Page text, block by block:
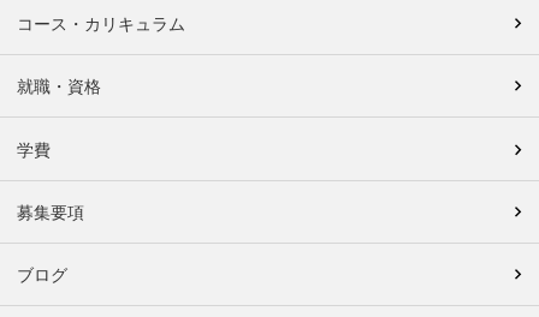
コース・カリキュラム
就職・資格
学費
募集要項
ブログ